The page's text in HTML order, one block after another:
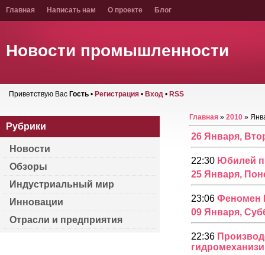
Главная Написать нам О проекте Блог
Новости промышленности
Приветствую Вас Гость • Регистрация • Вход • RSS
Главная » 2010 »
26 Января,
22:30 Юбилей
25 Января,
23:06 Феномен
09 Января,
22:36
Рубрики
Новости
Обзоры
Индустриальный мир
Инновации
Отрасли и предприятия